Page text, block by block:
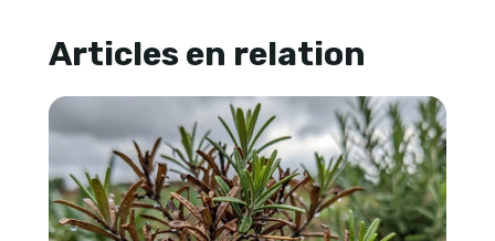
Articles en relation